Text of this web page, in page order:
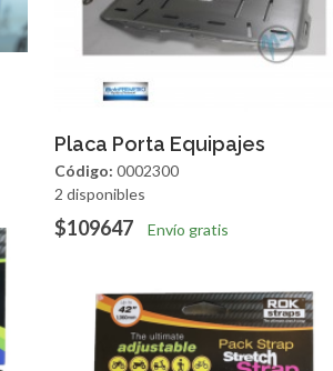
Agregar Vista Rapida
Placa Porta Equipajes
Código: 0002300
2 disponibles
$109647 Envío gratis